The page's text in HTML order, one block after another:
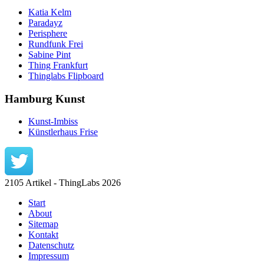
Katia Kelm
Paradayz
Perisphere
Rundfunk Frei
Sabine Pint
Thing Frankfurt
Thinglabs Flipboard
Hamburg Kunst
Kunst-Imbiss
Künstlerhaus Frise
2105 Artikel - ThingLabs 2026
Start
About
Sitemap
Kontakt
Datenschutz
Impressum